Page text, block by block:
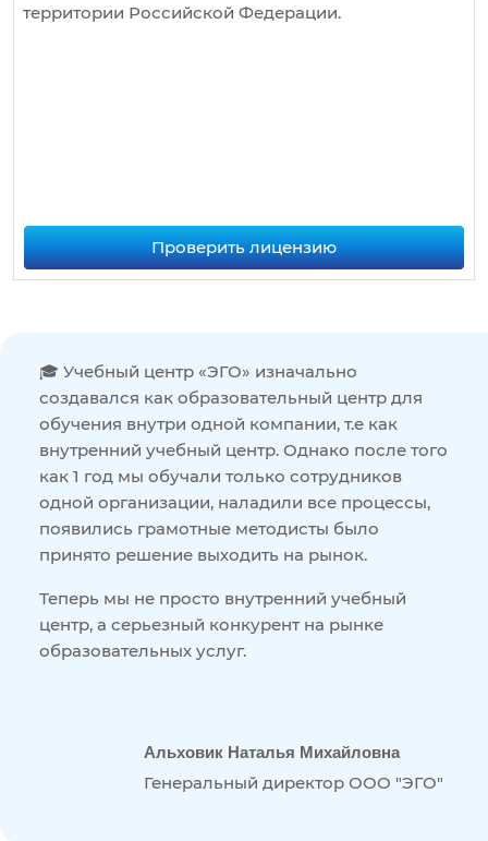
территории Российской Федерации.
Проверить лицензию
🎓 Учебный центр «ЭГО» изначально
создавался как образовательный центр для
обучения внутри одной компании, т.е как
внутренний учебный центр. Однако после того
как 1 год мы обучали только сотрудников
одной организации, наладили все процессы,
появились грамотные методисты было
принято решение выходить на рынок.
Теперь мы не просто внутренний учебный
центр, а серьезный конкурент на рынке
образовательных услуг.
Альховик Наталья Михайловна
Генеральный директор ООО "ЭГО"